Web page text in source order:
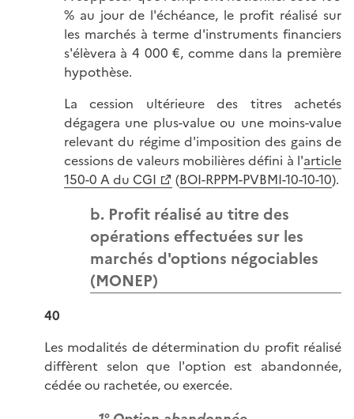
% au jour de l'échéance, le profit réalisé sur
les marchés à terme d'instruments financiers
s'élèvera à 4 000 €, comme dans la première
hypothèse.
La cession ultérieure des titres achetés
dégagera une plus-value ou une moins-value
relevant du régime d'imposition des gains de
cessions de valeurs mobilières défini à l'article
150-0 A du CGI
(BOI-RPPM-PVBMI-10-10-10).
b. Profit réalisé au titre des
opérations effectuées sur les
marchés d'options négociables
(MONEP)
40
Les modalités de détermination du profit réalisé
diffèrent selon que l'option est abandonnée,
cédée ou rachetée, ou exercée.